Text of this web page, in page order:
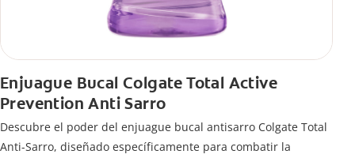
Enjuague Bucal Colgate Total Active
Prevention Anti Sarro
Descubre el poder del enjuague bucal antisarro Colgate Total
Anti-Sarro, diseñado específicamente para combatir la